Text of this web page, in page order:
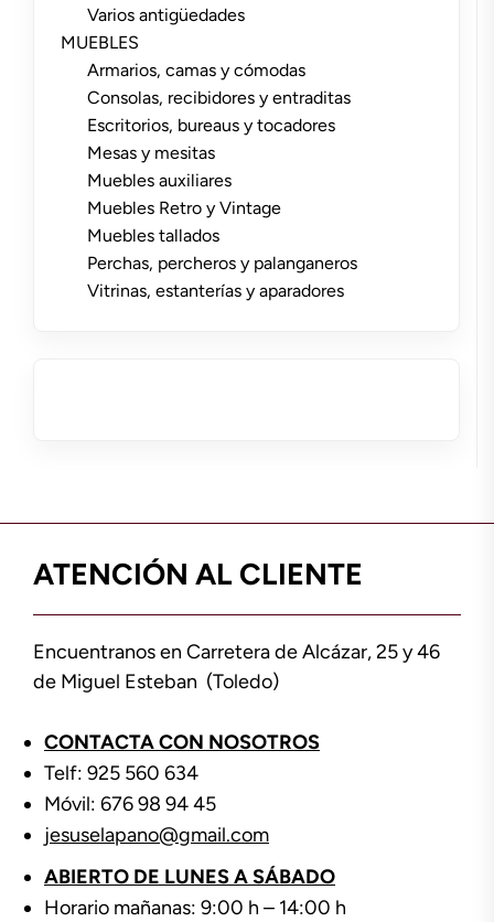
Varios antigüedades
MUEBLES
Armarios, camas y cómodas
Consolas, recibidores y entraditas
Escritorios, bureaus y tocadores
Mesas y mesitas
Muebles auxiliares
Muebles Retro y Vintage
Muebles tallados
Perchas, percheros y palanganeros
Vitrinas, estanterías y aparadores
ATENCIÓN AL CLIENTE
Encuentranos en Carretera de Alcázar, 25 y 46
de Miguel Esteban (Toledo)
CONTACTA CON NOSOTROS
Telf: 925 560 634
Móvil: 676 98 94 45
jesuselapano@gmail.com
ABIERTO DE LUNES A SÁBADO
Horario mañanas: 9:00 h – 14:00 h